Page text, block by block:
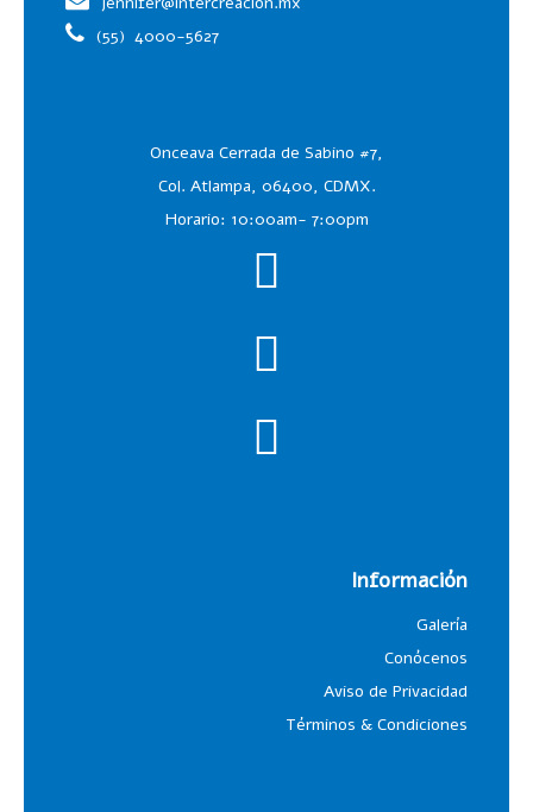
(55) 4000-5627
Onceava Cerrada de Sabino #7,
Col. Atlampa, 06400, CDMX.
Horario: 10:00am- 7:00pm
Información
Galería
Conócenos
Aviso de Privacidad
Términos & Condiciones